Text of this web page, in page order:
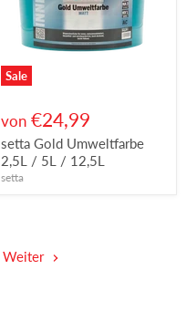
Sale
von €24,99
setta Gold Umweltfarbe
2,5L / 5L / 12,5L
setta
Weiter